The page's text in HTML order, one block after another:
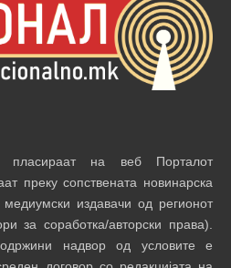
на веб Порталот
преку сопствената новинарска
издавачи од регионот
за соработка/авторски права).
надвор од условите е